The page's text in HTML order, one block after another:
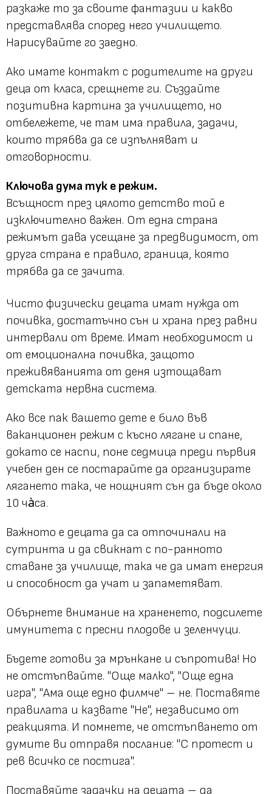
разкаже то за своите фантазии и какво
представлява според него училището.
Нарисувайте го заедно.
Ако имате контакт с родителите на други
деца от класа, срещнете ги. Създайте
позитивна картина за училището, но
отбележете, че там има правила, задачи,
които трябва да се изпълняват и
отговорности.
Ключова дума тук е режим.
Всъщност през цялото детство той е
изключително важен. От една страна
режимът дава усещане за предвидимост, от
друга страна е правило, граница, която
трябва да се зачита.
Чисто физически децата имат нужда от
почивка, достатъчно сън и храна през равни
интервали от време. Имат необходимост и
от емоционална почивка, защото
преживяванията от деня изтощават
детската нервна система.
Ако все пак вашето дете е било във
ваканционен режим с късно лягане и спане,
докато се наспи, поне седмица преди първия
учебен ден се постарайте да организирате
лягането така, че нощният сън да бъде около
10 ча̀са.
Важното е децата да са отпочинали на
сутринта и да свикнат с по-ранното
ставане за училище, така че да имат енергия
и способност да учат и запаметяват.
Обърнете внимание на храненето, подсилете
имунитета с пресни плодове и зеленчуци.
Бъдете готови за мрънкане и съпротива! Но
не отстъпвайте. "Още малко", "Още една
игра", "Ама още едно филмче" – не. Поставяте
правилата и казвате "Не", независимо от
реакцията. И помнете, че отстъпването от
думите ви отправя послание: "С протест и
рев всичко се постига".
Поставяйте задачки на децата – да